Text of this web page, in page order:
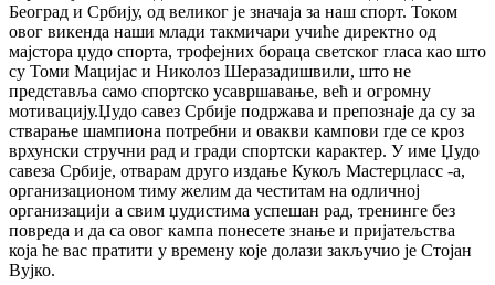
Београд и Србију, од великог је значаја за наш спорт. Током
овог викенда наши млади такмичари учиће директно од
мајстора џудо спорта, трофејних бораца светског гласа као што
су Томи Мацијас и Николоз Шеразадишвили, што не
представља само спортско усавршавање, већ и огромну
мотивацију.Џудо савез Србије подржава и препознаје да су за
стварање шампиона потребни и овакви кампови где се кроз
врхунски стручни рад и гради спортски карактер. У име Џудо
савеза Србије, отварам друго издање Кукољ Мастерцласс -а,
организационом тиму желим да честитам на одличној
организацији а свим џудистима успешан рад, тренинге без
повреда и да са овог кампа понесете знање и пријатељства
која ће вас пратити у времену које долази закључио је Стојан
Вујко.